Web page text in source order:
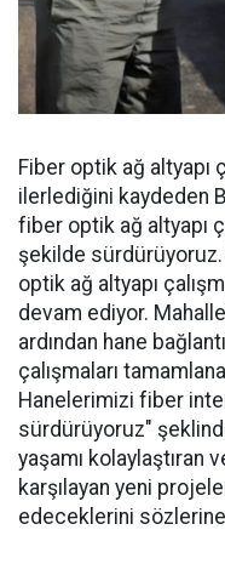
Fiber optik ağ altyapı
ilerlediğini kaydeden
fiber optik ağ altyapı
şekilde
optik ağ altyapı
devam ediyor.
ardından hane
çalışmaları
Hanelerimizi fiber
sürdürüyoruz"
yaşamı kolaylaştıran
karşılayan yeni
edeceklerini